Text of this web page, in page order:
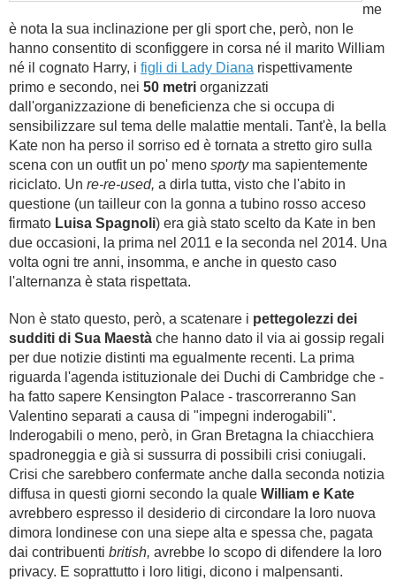
me
è nota la sua inclinazione per gli sport che, però, non le
hanno consentito di sconfiggere in corsa né il marito William
né il cognato Harry, i figli di Lady Diana rispettivamente
primo e secondo, nei 50 metri organizzati
dall'organizzazione di beneficienza che si occupa di
sensibilizzare sul tema delle malattie mentali. Tant'è, la bella
Kate non ha perso il sorriso ed è tornata a stretto giro sulla
scena con un outfit un po' meno sporty ma sapientemente
riciclato. Un re-re-used, a dirla tutta, visto che l'abito in
questione (un tailleur con la gonna a tubino rosso acceso
firmato Luisa Spagnoli) era già stato scelto da Kate in ben
due occasioni, la prima nel 2011 e la seconda nel 2014. Una
volta ogni tre anni, insomma, e anche in questo caso
l'alternanza è stata rispettata.
Non è stato questo, però, a scatenare i pettegolezzi dei
sudditi di Sua Maestà che hanno dato il via ai gossip regali
per due notizie distinti ma egualmente recenti. La prima
riguarda l'agenda istituzionale dei Duchi di Cambridge che -
ha fatto sapere Kensington Palace - trascorreranno San
Valentino separati a causa di "impegni inderogabili".
Inderogabili o meno, però, in Gran Bretagna la chiacchiera
spadroneggia e già si sussurra di possibili crisi coniugali.
Crisi che sarebbero confermate anche dalla seconda notizia
diffusa in questi giorni secondo la quale William e Kate
avrebbero espresso il desiderio di circondare la loro nuova
dimora londinese con una siepe alta e spessa che, pagata
dai contribuenti british, avrebbe lo scopo di difendere la loro
privacy. E soprattutto i loro litigi, dicono i malpensanti.